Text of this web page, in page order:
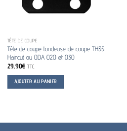
TÊTE DE COUPE
Tête de coupe tondeuse de coupe TH35
Haircut ou ODA 020 et 030
29.90€ TTC
AJOUTER AU PANIER